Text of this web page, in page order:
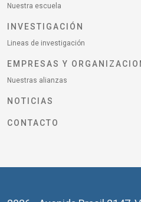
Nuestra escuela
INVESTIGACIÓN
Lineas de investigación
EMPRESAS Y
Nuestras alianzas
NOTICIAS
CONTACTO